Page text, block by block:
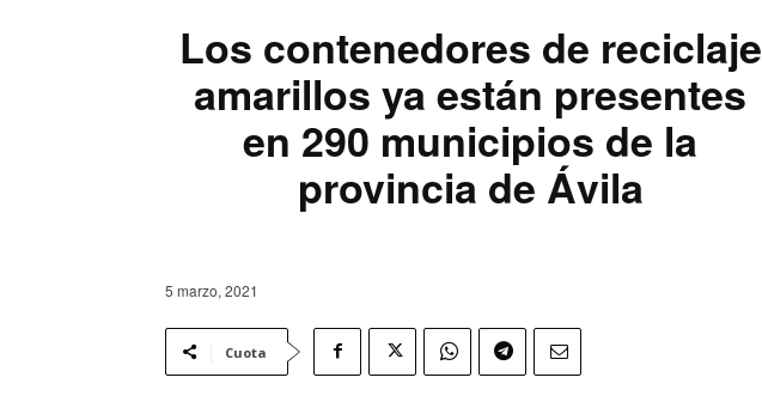
Los contenedores de reciclaje
amarillos ya están presentes
en 290 municipios de la
provincia de Ávila
5 marzo, 2021
Cuota